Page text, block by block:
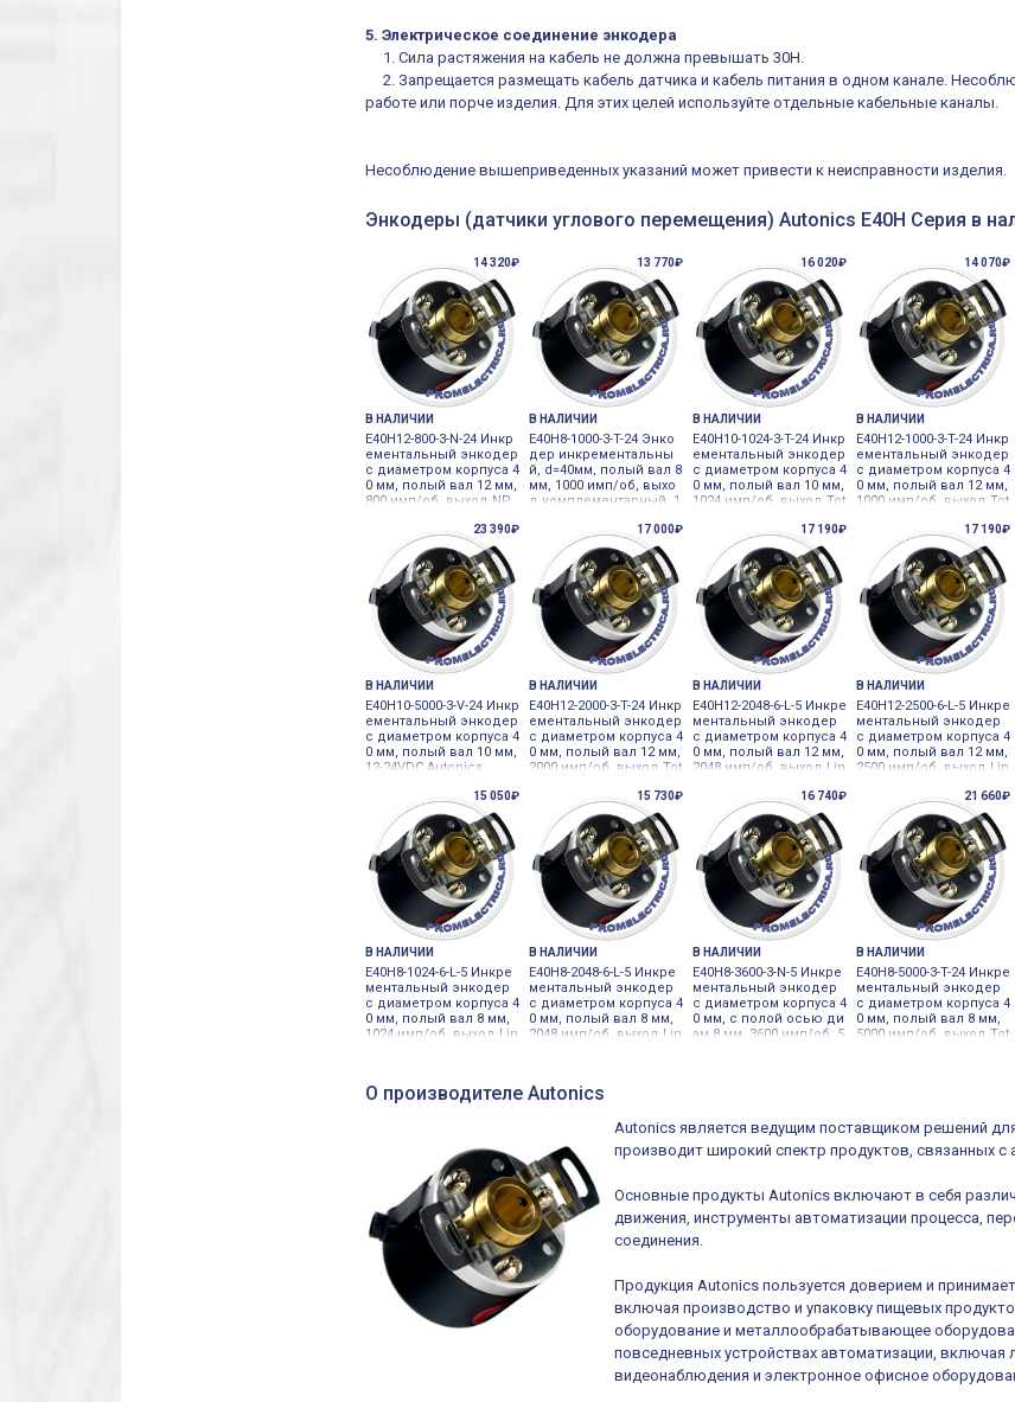
5. Электрическое соединение энкодера
1. Сила растяжения на кабель не должна превышать 30Н.
2. Запрещается размещать кабель датчика и кабель питания в одном канале.
работе или порче изделия. Для этих целей используйте отдельные кабельные каналы.
Несоблюдение вышеприведенных указаний может привести к неисправности изделия.
Энкодеры (датчики углового перемещения) Autonics E40H Серия в
14 320₽
В НАЛИЧИИ
E40H12-800-3-N-24 Инкр
ементальный энкодер
с диаметром корпуса 4
0 мм, полый вал 12 мм,
800 имп/об, выход NP
13 770₽
В НАЛИЧИИ
E40H8-1000-3-T-24 Энко
дер инкрементальны
й, d=40мм, полый вал 8
мм, 1000 имп/об, выхо
д комплементарный, 1
16 020₽
В НАЛИЧИИ
E40H10-1024-3-T-24 Инкр
ементальный энкодер
с диаметром корпуса 4
0 мм, полый вал 10 мм,
1024 имп/об, выход Tot
14 070₽
В НАЛИЧИИ
E40H12-1000-3-T-24 Инкр
ементальный энкодер
с диаметром корпуса 4
0 мм, полый вал 12 мм,
1000 имп/об, выход Tot
23 390₽
В НАЛИЧИИ
E40H10-5000-3-V-24 Инкр
ементальный энкодер
с диаметром корпуса 4
0 мм, полый вал 10 мм,
12-24VDC Autonics
17 000₽
В НАЛИЧИИ
E40H12-2000-3-T-24 Инкр
ементальный энкодер
с диаметром корпуса 4
0 мм, полый вал 12 мм,
2000 имп/об, выход Tot
17 190₽
В НАЛИЧИИ
E40H12-2048-6-L-5 Инкре
ментальный энкодер
с диаметром корпуса 4
0 мм, полый вал 12 мм,
2048 имп/об, выход Lin
17 190₽
В НАЛИЧИИ
E40H12-2500-6-L-5 Инкре
ментальный энкодер
с диаметром корпуса 4
0 мм, полый вал 12 мм,
2500 имп/об, выход Lin
15 050₽
В НАЛИЧИИ
E40H8-1024-6-L-5 Инкре
ментальный энкодер
с диаметром корпуса 4
0 мм, полый вал 8 мм,
1024 имп/об, выход Lin
15 730₽
В НАЛИЧИИ
E40H8-2048-6-L-5 Инкре
ментальный энкодер
с диаметром корпуса 4
0 мм, полый вал 8 мм,
2048 имп/об, выход Lin
16 740₽
В НАЛИЧИИ
E40H8-3600-3-N-5 Инкре
ментальный энкодер
с диаметром корпуса 4
0 мм, с полой осью ди
ам 8 мм, 3600 имп/об, 5
21 660₽
В НАЛИЧИИ
E40H8-5000-3-T-24 Инкре
ментальный энкодер
с диаметром корпуса 4
0 мм, полый вал 8 мм,
5000 имп/об, выход Tot
О производителе Autonics
Autonics является ведущим поставщиком решений
производит широкий спектр продуктов, связанных
Основные продукты Autonics включают в себя
движения, инструменты автоматизации процесса,
соединения.
Продукция Autonics пользуется доверием и
включая производство и упаковку пищевых
оборудование и металлообрабатывающее
повседневных устройствах автоматизации,
видеонаблюдения и электронное офисное